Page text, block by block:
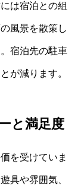
は宿泊との組
風景を散策し
宿泊先の駐車
が減ります。
と満足度
を受けていま
具や雰囲気、